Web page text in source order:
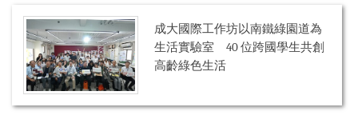
成大國際工作坊以南鐵綠園道為
生活實驗室 40 位跨國學生共創
高齡綠色生活